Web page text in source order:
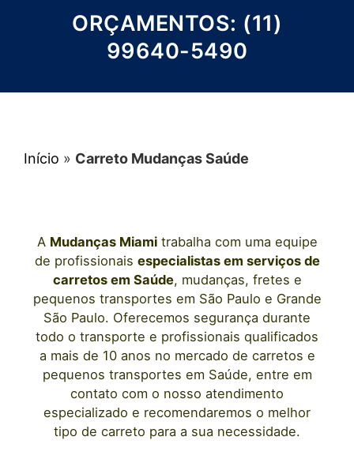
ORÇAMENTOS: (11)
99640-5490
Início » Carreto Mudanças Saúde
A Mudanças Miamitrabalha com uma equipe
de profissionais especialistas em serviços de
carretos em Saúde, mudanças, fretes e
pequenos transportes em São Paulo e Grande
São Paulo. Oferecemos segurança durante
todo o transporte e profissionais qualificados
a mais de 10 anos no mercado de carretos e
pequenos transportes em Saúde, entre em
contato com o nosso atendimento
especializado e recomendaremos o melhor
tipo de carreto para a sua necessidade.